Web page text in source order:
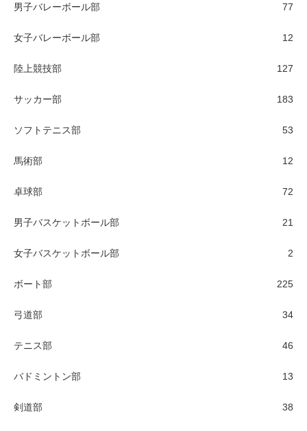
男子バレーボール部 77
女子バレーボール部 12
陸上競技部 127
サッカー部 183
ソフトテニス部 53
馬術部 12
卓球部 72
男子バスケットボール部 21
女子バスケットボール部 2
ボート部 225
弓道部 34
テニス部 46
バドミントン部 13
剣道部 38